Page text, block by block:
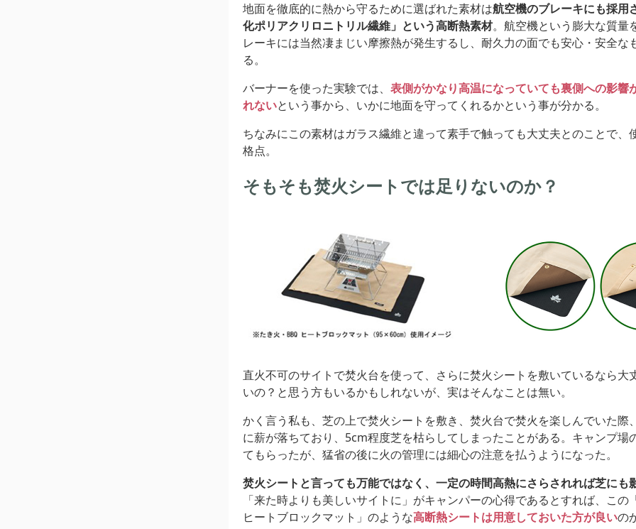
地面を徹底的に熱から守るために選ばれた素材は航空機のブレーキにも採用
化ポリアクリロニトリル繊維」という高断熱素材。航空機という膨大な質量
レーキには当然凄まじい摩擦熱が発生するし、耐久力の面でも安心・安全な
る。
バーナーを使った実験では、 表側がかなり高温になっていても裏側への影響
れないという事から、いかに地面を守ってくれるかという事が分かる。
ちなみにこの素材はガラス繊維と違って素手で触っても大丈夫とのことで、
格点。
そもそも焚火シートでは足りないのか？
直火不可のサイトで焚火台を使って、さらに焚火シートを敷いているなら大
いの？と思う方もいるかもしれないが、実はそんなことは無い。
かく言う私も、芝の上で焚火シートを敷き、焚火台で焚火を楽しんでいた際
に薪が落ちており、5cm程度芝を枯らしてしまったことがある。キャンプ場
てもらったが、猛省の後に火の管理には細心の注意を払うようになった。
焚火シートと言っても万能ではなく、一定の時間高熱にさらされれば芝にも
「来た時よりも美しいサイトに」がキャンパーの心得であるとすれば、この
ヒートブロックマット」のような高断熱シートは用意しておいた方が良いの